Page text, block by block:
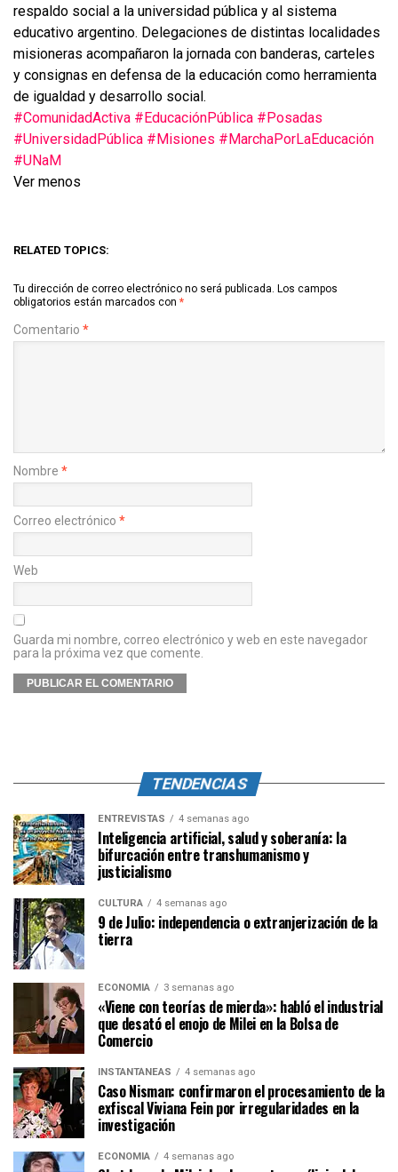
respaldo social a la universidad pública y al sistema
educativo argentino. Delegaciones de distintas localidades
misioneras acompañaron la jornada con banderas, carteles
y consignas en defensa de la educación como herramienta
de igualdad y desarrollo social.
#ComunidadActiva #EducaciónPública #Posadas
#UniversidadPública #Misiones #MarchaPorLaEducación
#UNaM
Ver menos
RELATED TOPICS:
Tu dirección de correo electrónico no será publicada. Los campos
obligatorios están marcados con *
Comentario *
Nombre *
Correo electrónico *
Web
Guarda mi nombre, correo electrónico y web en este navegador
para la próxima vez que comente.
TENDENCIAS
ENTREVISTAS 4 semanas ago
Inteligencia artificial, salud y soberanía: la
bifurcación entre transhumanismo y
justicialismo
CULTURA 4 semanas ago
9 de Julio: independencia o extranjerización de la
tierra
ECONOMÍA 3 semanas ago
«Viene con teorías de mierda»: habló el industrial
que desató el enojo de Milei en la Bolsa de
Comercio
INSTANTÁNEAS 4 semanas ago
Caso Nisman: confirmaron el procesamiento de la
exfiscal Viviana Fein por irregularidades en la
investigación
ECONOMÍA 4 semanas ago